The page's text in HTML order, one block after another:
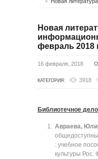
Новая
февраль 2018
16 февраля, 2018
КАТЕГОРИЯ: 3918
Библиотечное дело
Авраева,
: учебное
культуры Рос.